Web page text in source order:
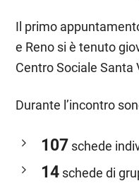
Il primo
e Reno si è tenuto
Centro Sociale Santa
Durante l’incontro
107 schede
14 schede di